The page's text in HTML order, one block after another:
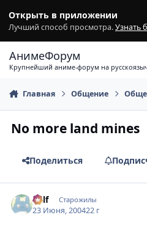
Открыть в приложении
Лучший способ просмотра.Узнать
АнимеФорум
Крупнейший аниме-форум на
Главная Общение
No more land mines
Поделиться
Ralf Старожилы
23 Июня, 200422 г